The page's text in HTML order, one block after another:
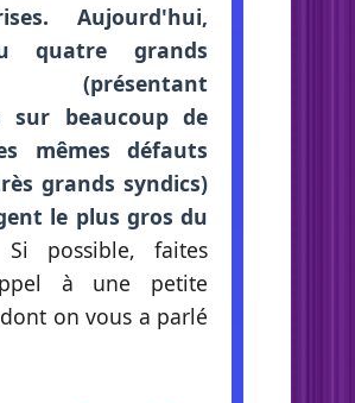
Aujourd'hui,
quatre grands
(présentant
sur beaucoup de
mêmes défauts
grands syndics)
le plus gros du
Si possible, faites
à une petite
on vous a parlé